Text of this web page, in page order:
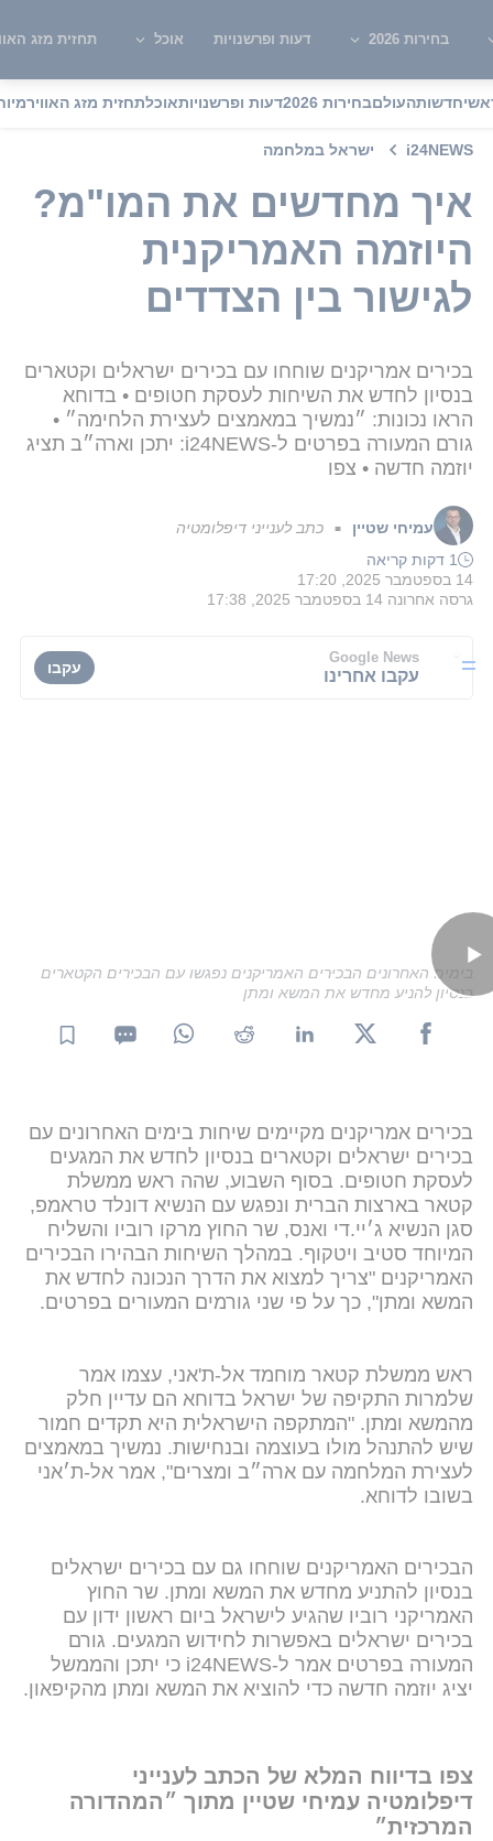
בחירות 2026 דעות ופרשנויות אוכל תחזית מזג
חדשותהעולםבחירות 2026 דעות ופרשנויותאוכלתחזית מזג האוויר
i24NEWS ישראל במלחמה
איך מחדשים את המו"מ?
היוזמה האמריקנית
לגישור בין הצדדים
בכירים אמריקנים שוחחו עם בכירים ישראלים וקטארים
בנסיון לחדש את השיחות לעסקת חטופים • בדוחא
הראו נכונות: ״נמשיך במאמצים לעצירת הלחימה״ •
גורם המעורה בפרטים ל-i24NEWS: יתכן וארה״ב תציג
יוזמה חדשה • צפו
עמיחי שטיין ■ כתב לענייני דיפלומטיה
1 דקות קריאה
14 בספטמבר 2025, 17:20
גרסה אחרונה 14 בספטמבר 2025, 17:38
Google News
עקבו אחרינו עקבו
בימים האחרונים הבכירים האמריקנים נפגשו עם הבכירים הקטארים
בנסיון להניע מחדש את המשא ומתן
בכירים אמריקנים מקיימים שיחות בימים האחרונים עם
בכירים ישראלים וקטארים בנסיון לחדש את המגעים
לעסקת חטופים. בסוף השבוע, שהה ראש ממשלת
קטאר בארצות הברית ונפגש עם הנשיא דונלד טראמפ,
סגן הנשיא ג׳יי.די ואנס, שר החוץ מרקו רוביו והשליח
המיוחד סטיב ויטקוף. במהלך השיחות הבהירו הבכירים
האמריקנים "צריך למצוא את הדרך הנכונה לחדש את
המשא ומתן", כך על פי שני גורמים המעורים בפרטים.
ראש ממשלת קטאר מוחמד אל-ת'אני, עצמו אמר
שלמרות התקיפה של ישראל בדוחא הם עדיין חלק
מהמשא ומתן. "המתקפה הישראלית היא תקדים חמור
שיש להתנהל מולו בעוצמה ובנחישות. נמשיך במאמצים
לעצירת המלחמה עם ארה״ב ומצרים", אמר אל-ת׳אני
בשובו לדוחא.
הבכירים האמריקנים שוחחו גם עם בכירים ישראלים
בנסיון להתניע מחדש את המשא ומתן. שר החוץ
האמריקני רוביו שהגיע לישראל ביום ראשון ידון עם
בכירים ישראלים באפשרות לחידוש המגעים. גורם
המעורה בפרטים אמר ל-i24NEWS כי יתכן והממשל
יציג יוזמה חדשה כדי להוציא את המשא ומתן מהקיפאון.
צפו בדיווח המלא של הכתב לענייני
דיפלומטיה עמיחי שטיין מתוך ״המהדורה
המרכזית״